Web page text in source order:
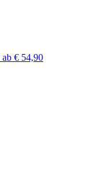
ab € 54,90